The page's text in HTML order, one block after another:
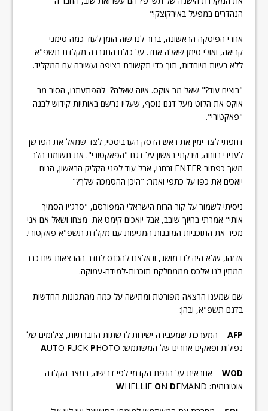
הנהדרים במפעל באירקוצק!"
אחרי הפיסקה הראשונה, ברור לנו שזה הזמן לעוד כמה סימני
קריאה, ואולי סימן שאלה אחד. על כולם התגברה מקלדת תשפ"א
ללא בעיות מיוחדות, תוך כדי תקשורת רציפה ועשירה עם המקליד.
"רוצים עוד?" שאל מר אוקס. איזה שאלה? להפתעתנו, הסיר מר
אוקס את הלוט מעל דגם נוסף, שעליו נרשם באותיות קידוש לבנה
"פאקטורי".
דחפתי לצד ימין את ראש הדסק הערביסטי, לצד שמאל את הפרשן
לעניני רווחה, וזינקתי ראשון על דגם "הפאקטורי". את תשומת הלב
משך כפתור ENTER זרחני, אבל עוד לפני הקליק הראשון, הניח
יואכים את כפו על כתפי ואמר: "היכן ההסמכה שלך?"
ניסיתי לשמור על קור הרוח הישראלי המפורסם, "סרג'יו הסמיך
אותי" אמרתי בחיוך שובב, אבל יואכים קימט את מצחו ושאל אם אני
מכיר את התוכניות המובנות המגיעות עם מקלדת תשפ"א פאקטורי.
אז זהו, שלא היה לנו מושג, ונאלצנו להכנס לחדר ההרצאות שם כבר
המתין לנו אלכס מממחלקת תוכנות-למידה-עמוקה.
שם שמענו הרצאה מפורטת ומתישה על כמה מהתכונות החדשות
בדגם תשפ"א, ובהן:
AFP – המערכת שמעבירה ישירות לרשתות החברתיות, צילומים של
נפילות ופאקים אחרים של המשתמש:
AUTO FUCK PHOTO
WOD – אחראית על הנפת הקדמי לפי דרישה, במצב הקלדה
אוטונומית:
WHELLIE ON DEMAND